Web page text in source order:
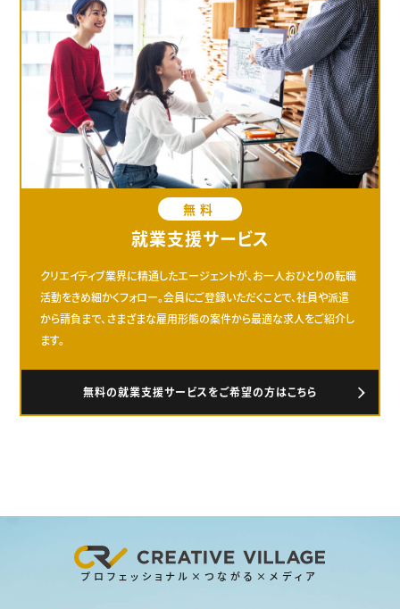
無料
就業支援サービス
クリエイティブ業界に精通したエージェントが、お一人おひとりの転職
活動をきめ細かくフォロー。会員にご登録いただくことで、社員や派遣
から請負まで、さまざまな雇用形態の案件から最適な求人をご紹介し
ます。
無料の就業支援サービスをご希望の方はこちら
プロフェッショナル×つながる×メディア